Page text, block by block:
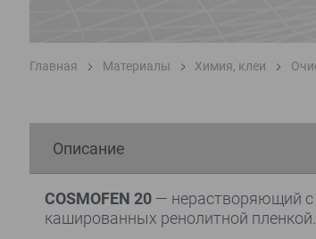
Главная Материалы Химия, клеи
Описание
COSMOFEN 20 — нерастворяющий с
кашированных ренолитной